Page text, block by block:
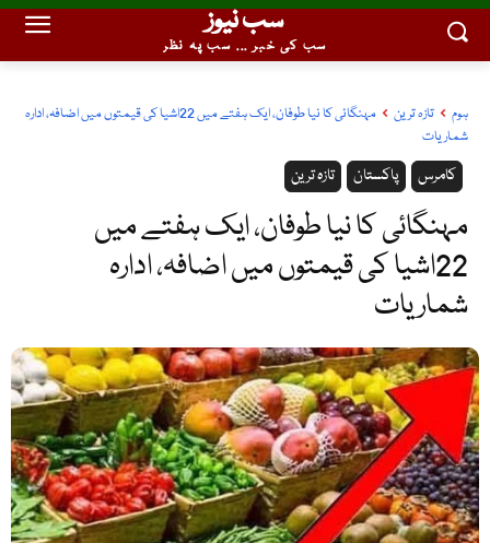
سب نیوز
سب کی خبر ... سب پہ نظر
ہوم تازہ ترین
مہنگائی کا نیا طوفان، ایک ہفتے میں 22اشیا کی قیمتوں میں اضافہ، ادارہ
شماریات
تازہ ترین پاکستان کامرس
مہنگائی کا نیا طوفان، ایک ہفتے میں
22اشیا کی قیمتوں میں اضافہ، ادارہ
شماریات